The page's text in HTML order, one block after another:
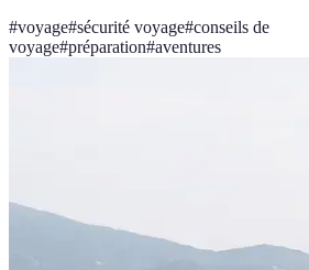
#voyage#sécurité voyage#conseils de
voyage#préparation#aventures